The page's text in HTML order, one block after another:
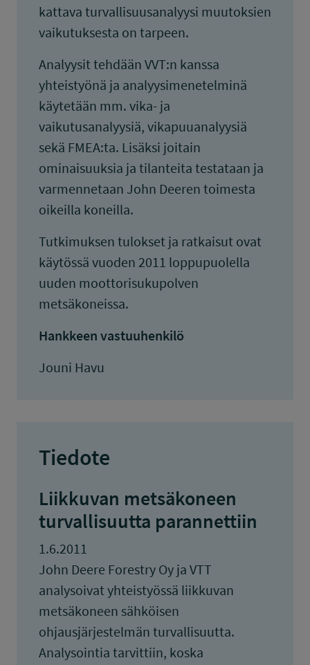
kattava turvallisuusanalyysi muutoksien
vaikutuksesta on tarpeen.
Analyysit tehdään VVT:n kanssa
yhteistyönä ja analyysimenetelminä
käytetään mm. vika- ja
vaikutusanalyysiä, vikapuuanalyysiä
sekä FMEA:ta. Lisäksi joitain
ominaisuuksia ja tilanteita testataan ja
varmennetaan John Deeren toimesta
oikeilla koneilla.
Tutkimuksen tulokset ja ratkaisut ovat
käytössä vuoden 2011 loppupuolella
uuden moottorisukupolven
metsäkoneissa.
Hankkeen vastuuhenkilö
Jouni Havu
Tiedote
Liikkuvan metsäkoneen
turvallisuutta parannettiin
1.6.2011
John Deere Forestry Oy ja VTT
analysoivat yhteistyössä liikkuvan
metsäkoneen sähköisen
ohjausjärjestelmän turvallisuutta.
Analysointia tarvittiin, koska